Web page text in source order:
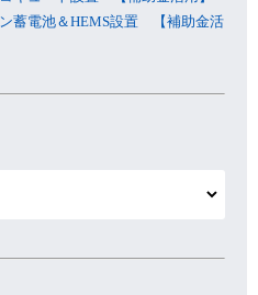
蓄電池＆HEMS設置 【補助金活